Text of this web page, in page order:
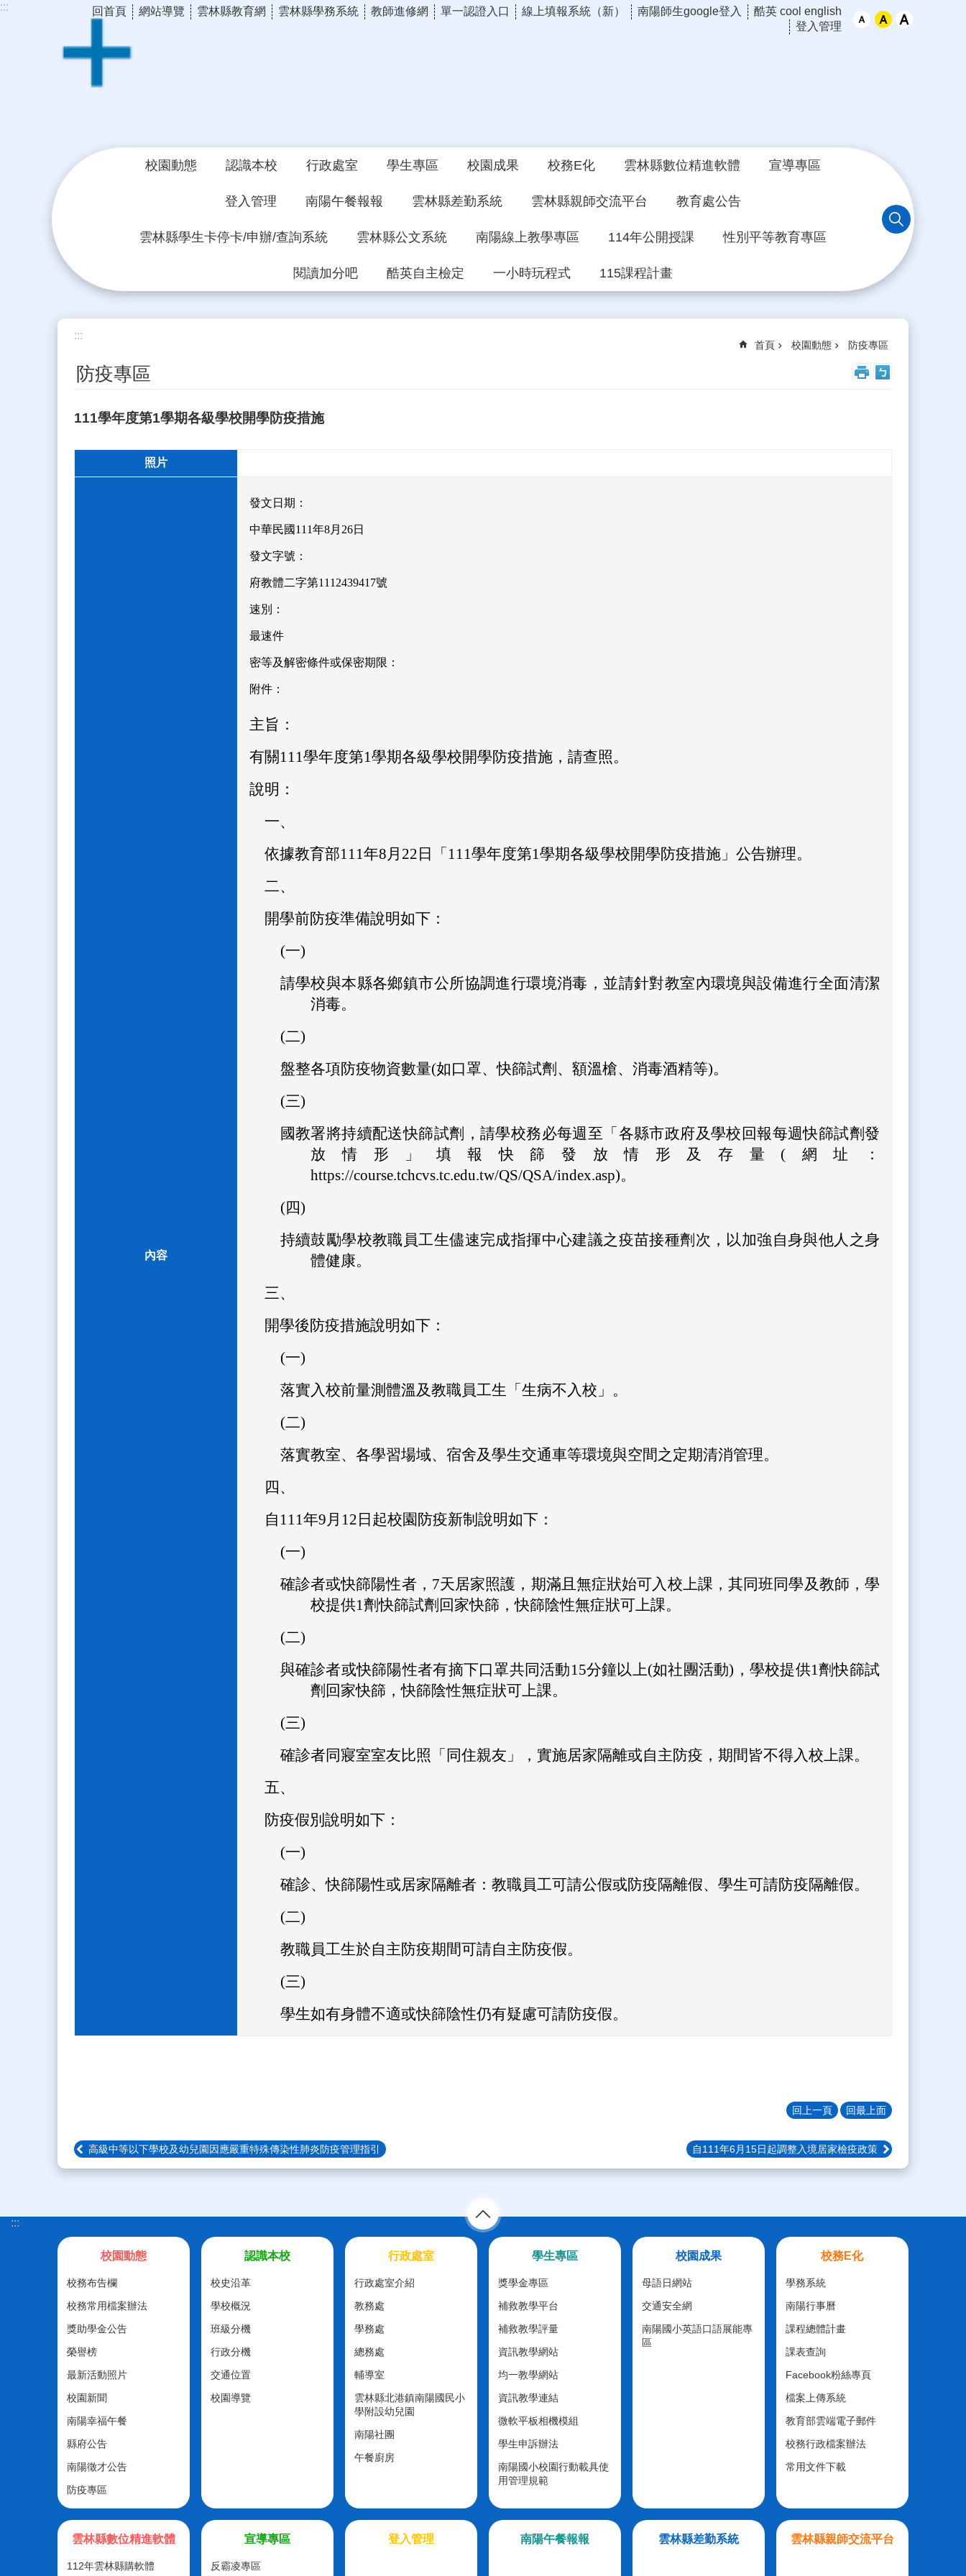
跳到主要內容區塊
::: 回首頁 網站導覽 雲林縣教育網 雲林縣學務系統 教師進修網 單一認證入口 線上填報系統（新） 南陽師生google登入
酷英 cool english
登入管理
校園動態 認識本校 行政處室 學生專區 校園成果 校務E化 雲林縣數位精進軟體 宣導專區
登入管理 南陽午餐報報 雲林縣差勤系統 雲林縣親師交流平台 教育處公告
雲林縣學生卡停卡/申辦/查詢系統 雲林縣公文系統 南陽線上教學專區 114年公開授課 性別平等教育專區
閱讀加分吧 酷英自主檢定 一小時玩程式 115課程計畫
:::
首頁 校園動態 防疫專區
防疫專區
111學年度第1學期各級學校開學防疫措施
照片
內容
發文日期：
中華民國111年8月26日
發文字號：
府教體二字第1112439417號
速別：
最速件
密等及解密條件或保密期限：
附件：
主旨：
有關111學年度第1學期各級學校開學防疫措施，請查照。
說明：
一、
依據教育部111年8月22日「111學年度第1學期各級學校開學防疫措施」公告辦理。
二、
開學前防疫準備說明如下：
(一)
請學校與本縣各鄉鎮市公所協調進行環境消毒，並請針對教室內環境與設備進行全面清潔
消毒。
(二)
盤整各項防疫物資數量(如口罩、快篩試劑、額溫槍、消毒酒精等)。
(三)
國教署將持續配送快篩試劑，請學校務必每週至「各縣市政府及學校回報每週快篩試劑發
放情形」填報快篩發放情形及存量(網址：
https://course.tchcvs.tc.edu.tw/QS/QSA/index.asp)。
(四)
持續鼓勵學校教職員工生儘速完成指揮中心建議之疫苗接種劑次，以加強自身與他人之身
體健康。
三、
開學後防疫措施說明如下：
(一)
落實入校前量測體溫及教職員工生「生病不入校」。
(二)
落實教室、各學習場域、宿舍及學生交通車等環境與空間之定期清消管理。
四、
自111年9月12日起校園防疫新制說明如下：
(一)
確診者或快篩陽性者，7天居家照護，期滿且無症狀始可入校上課，其同班同學及教師，學
校提供1劑快篩試劑回家快篩，快篩陰性無症狀可上課。
(二)
與確診者或快篩陽性者有摘下口罩共同活動15分鐘以上(如社團活動)，學校提供1劑快篩試
劑回家快篩，快篩陰性無症狀可上課。
(三)
確診者同寢室室友比照「同住親友」，實施居家隔離或自主防疫，期間皆不得入校上課。
五、
防疫假別說明如下：
(一)
確診、快篩陽性或居家隔離者：教職員工可請公假或防疫隔離假、學生可請防疫隔離假。
(二)
教職員工生於自主防疫期間可請自主防疫假。
(三)
學生如有身體不適或快篩陰性仍有疑慮可請防疫假。
回上一頁 回最上面
高級中等以下學校及幼兒園因應嚴重特殊傳染性肺炎防疫管理指引 自111年6月15日起調整入境居家檢疫政策
:::
校園動態
校務布告欄
校務常用檔案辦法
獎助學金公告
榮譽榜
最新活動照片
校園新聞
南陽幸福午餐
縣府公告
南陽徵才公告
防疫專區
認識本校
校史沿革
學校概況
班級分機
行政分機
交通位置
校園導覽
行政處室
行政處室介紹
教務處
學務處
總務處
輔導室
雲林縣北港鎮南陽國民小
學附設幼兒園
南陽社團
午餐廚房
學生專區
獎學金專區
補救教學平台
補救教學評量
資訊教學網站
均一教學網站
資訊教學連結
微軟平板相機模組
學生申訴辦法
南陽國小校園行動載具使
用管理規範
校園成果
母語日網站
交通安全網
南陽國小英語口語展能專
區
校務E化
學務系統
南陽行事曆
課程總體計畫
課表查詢
Facebook粉絲專頁
檔案上傳系統
教育部雲端電子郵件
校務行政檔案辦法
常用文件下載
雲林縣數位精進軟體
112年雲林縣購軟體
宣導專區
反霸凌專區
登入管理 南陽午餐報報 雲林縣差勤系統 雲林縣親師交流平台